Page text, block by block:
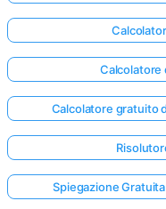
Calcolatore
Calcolatore gratuito
Spiegazione